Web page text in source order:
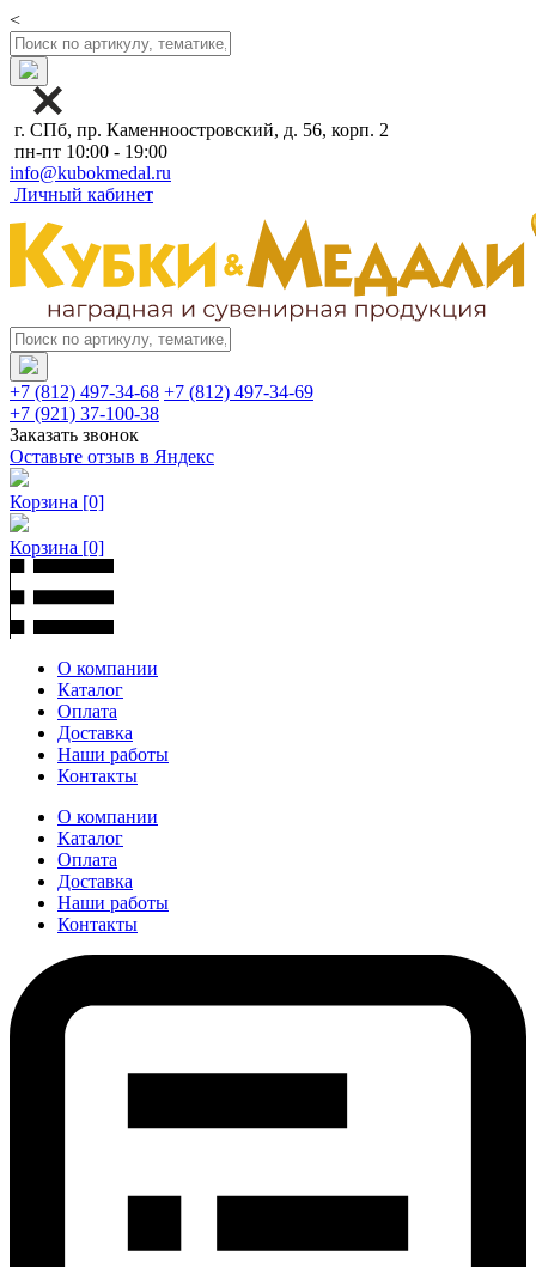
<
г. СПб, пр. Каменноостровский, д. 56, корп. 2
пн-пт 10:00 - 19:00
info@kubokmedal.ru
Личный кабинет
+7 (812) 497-34-68 +7 (812) 497-34-69
+7 (921) 37-100-38
Заказать звонок
Оставьте отзыв в Яндекс
Корзина [0]
Корзина [0]
О компании
Каталог
Оплата
Доставка
Наши работы
Контакты
О компании
Каталог
Оплата
Доставка
Наши работы
Контакты